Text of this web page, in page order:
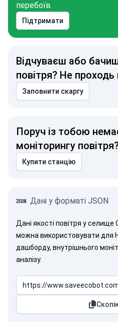
перебоїв
Підтримати
Відчуваєш або
повітря? Не проходь
Заповнити скаргу
Поруч із тобою
моніторингу
Купити станцію
Дані у форматі JSON
Дані якості повітря у селище
можна використовувати для
дашборду, внутрішнього
аналізу.